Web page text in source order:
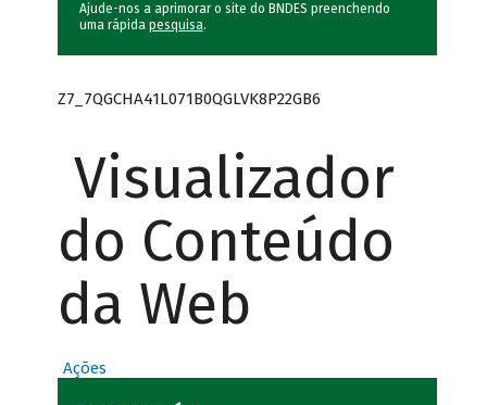
Ajude-nos a aprimorar o site do BNDES preenchendo
uma rápida pesquisa.
Z7_7QGCHA41L071B0QGLVK8P22GB6
Visualizador
do Conteúdo
da Web
Ações